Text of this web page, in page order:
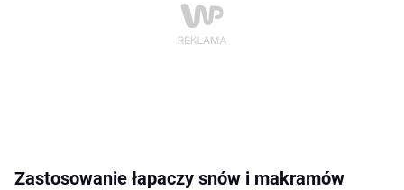
Zastosowanie łapaczy snów i makramów